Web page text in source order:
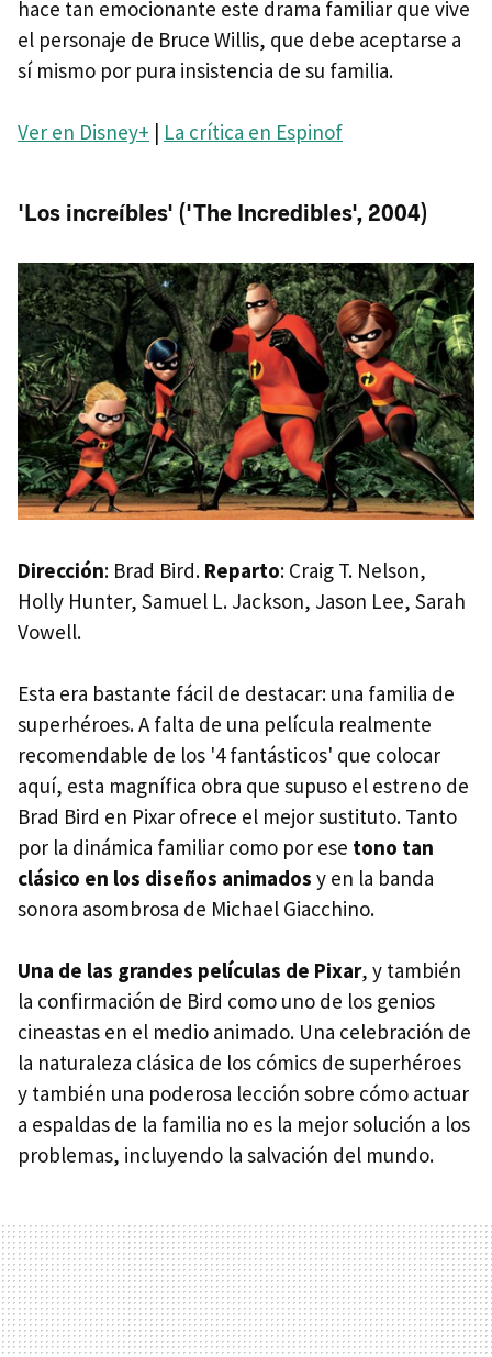
hace tan emocionante este drama familiar que vive
el personaje de Bruce Willis, que debe aceptarse a
sí mismo por pura insistencia de su familia.
Ver en Disney+ | La crítica en Espinof
'Los increíbles' ('The Incredibles', 2004)
Dirección: Brad Bird. Reparto: Craig T. Nelson,
Holly Hunter, Samuel L. Jackson, Jason Lee, Sarah
Vowell.
Esta era bastante fácil de destacar: una familia de
superhéroes. A falta de una película realmente
recomendable de los '4 fantásticos' que colocar
aquí, esta magnífica obra que supuso el estreno de
Brad Bird en Pixar ofrece el mejor sustituto. Tanto
por la dinámica familiar como por ese tono tan
clásico en los diseños animados y en la banda
sonora asombrosa de Michael Giacchino.
Una de las grandes películas de Pixar, y también
la confirmación de Bird como uno de los genios
cineastas en el medio animado. Una celebración de
la naturaleza clásica de los cómics de superhéroes
y también una poderosa lección sobre cómo actuar
a espaldas de la familia no es la mejor solución a los
problemas, incluyendo la salvación del mundo.